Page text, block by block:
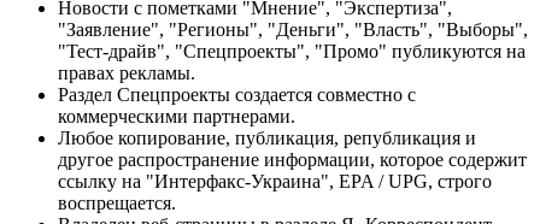
Новости с пометками "Мнение", "Экспертиза",
"Заявление", "Регионы", "Деньги", "Власть", "Выборы",
"Тест-драйв", "Спецпроекты", "Промо" публикуются на
правах рекламы.
Раздел Спецпроекты создается совместно с
коммерческими партнерами.
Любое копирование, публикация, републикация и
другое распространение информации, которое содержит
ссылку на "Интерфакс-Украина", EPA / UPG, строго
воспрещается.